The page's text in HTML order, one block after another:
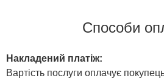
Способи
Накладений платіж:
Вартість послуги оплачує